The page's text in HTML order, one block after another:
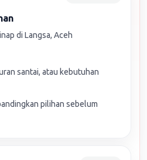
di Langsa, Aceh
santai, atau kebutuhan
pilihan sebelum